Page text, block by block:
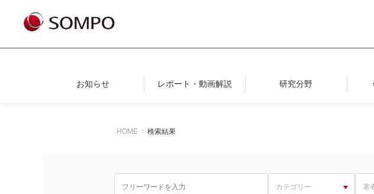
お知らせ レポート・動画解説 研究分野
HOME 検索結果